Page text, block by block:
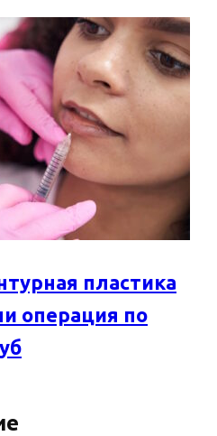
пластика
операция по